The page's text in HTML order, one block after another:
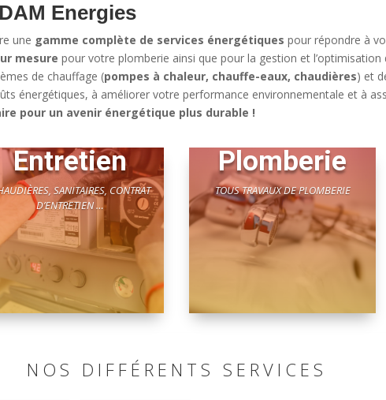
Energies
une gamme complète de services énergétiques pour répondre à
mesure pour votre plomberie ainsi que pour la gestion et
de chauffage (pompes à chaleur, chauffe-eaux, chaudières) et
énergétiques, à améliorer votre performance environnementale et à
pour un avenir énergétique plus durable !
Entretien
SANITAIRES, CONTRAT
D’ENTRETIEN …
Plomberie
TOUS TRAVAUX DE PLOMBERIE
NOS DIFFÉRENTS SERVICES